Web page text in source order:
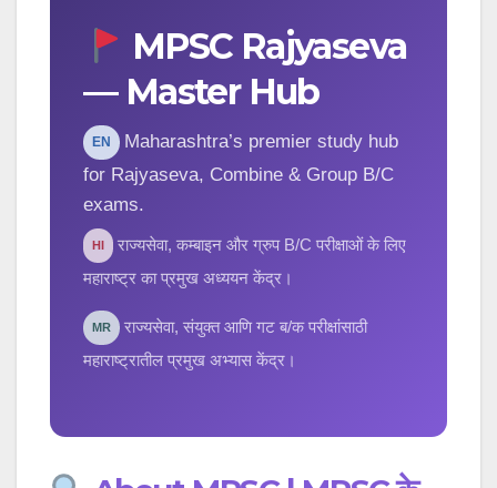
MPSC Rajyaseva
— Master Hub
EN
Maharashtra’s premier study hub
for Rajyaseva, Combine & Group B/C
exams.
HI
राज्यसेवा, कम्बाइन और ग्रुप B/C परीक्षाओं के लिए
महाराष्ट्र का प्रमुख अध्ययन केंद्र।
MR
राज्यसेवा, संयुक्त आणि गट ब/क परीक्षांसाठी
महाराष्ट्रातील प्रमुख अभ्यास केंद्र।